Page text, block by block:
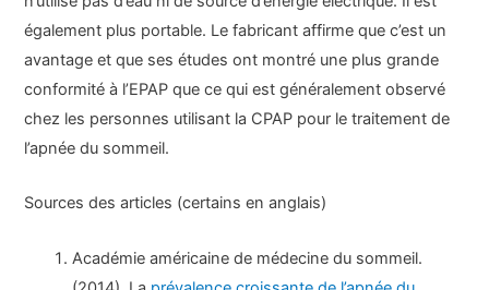
également plus portable. Le fabricant affirme que c’est un
avantage et que ses études ont montré une plus grande
conformité à l’EPAP que ce qui est généralement observé
chez les personnes utilisant la CPAP pour le traitement de
l’apnée du sommeil.
Sources des articles (certains en anglais)
Académie américaine de médecine du sommeil.